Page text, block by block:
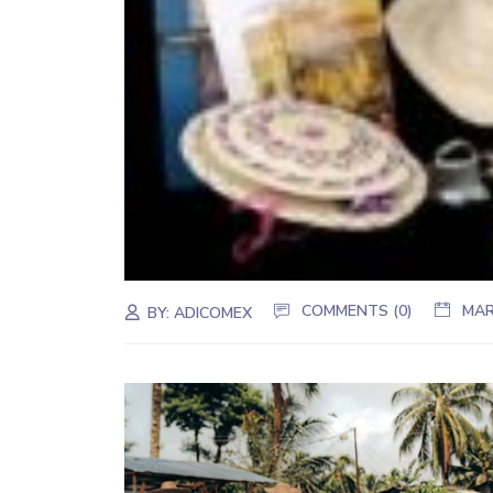
BY:ADICOMEX COMMENTS (0)